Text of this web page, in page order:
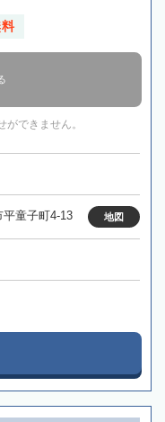
できません。
童子町4-13 地図